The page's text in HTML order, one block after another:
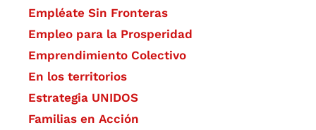
Empléate Sin Fronteras
Empleo para la Prosperidad
Emprendimiento Colectivo
En los territorios
Estrategia UNIDOS
Familias en Acción